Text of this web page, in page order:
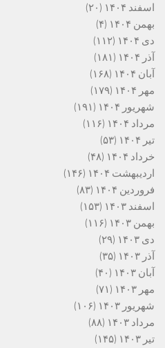
اسفند ۱۴۰۴
(۲۰)
بهمن ۱۴۰۴
(۴)
دی ۱۴۰۴
(۱۱۲)
آذر ۱۴۰۴
(۱۸۱)
آبان ۱۴۰۴
(۱۶۸)
مهر ۱۴۰۴
(۱۷۹)
شهریور ۱۴۰۴
(۱۹۱)
مرداد ۱۴۰۴
(۱۱۶)
تیر ۱۴۰۴
(۵۳)
خرداد ۱۴۰۴
(۴۸)
اردیبهشت ۱۴۰۴
(۱۴۶)
فروردین ۱۴۰۴
(۸۳)
اسفند ۱۴۰۳
(۱۵۳)
بهمن ۱۴۰۳
(۱۱۶)
دی ۱۴۰۳
(۲۹)
آذر ۱۴۰۳
(۳۵)
آبان ۱۴۰۳
(۴۰)
مهر ۱۴۰۳
(۷۱)
شهریور ۱۴۰۳
(۱۰۶)
مرداد ۱۴۰۳
(۸۸)
تیر ۱۴۰۳
(۱۴۵)